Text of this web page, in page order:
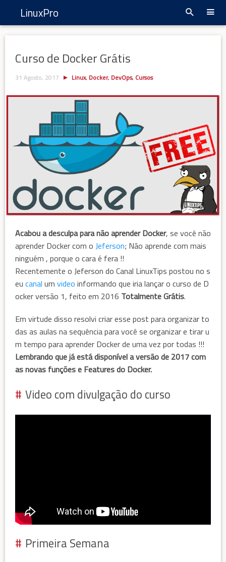
LinuxPro
Curso de Docker Grátis
31 Agosto, 2017 Linux, Docker, DevOps, Cursos
Acabou a desculpa para não aprender Docker, se você não
aprender Docker com o Jeferson; Não aprende com mais
ninguém , porque o cara é fera !!
Recentemente o Jeferson do Canal LinuxTips postou no s
eu canal um video informando que iria lançar o curso de D
ocker versão 1, feito em 2016 Totalmente Grátis.
Em virtude disso resolvi criar esse post para organizar to
das as aulas na sequência para você se organizar e tirar u
m tempo para aprender Docker de uma vez por todas !!!
Lembrando que já está disponível a versão de 2017 com
as novas funções e Features do Docker.
Video com divulgação do curso
Primeira Semana